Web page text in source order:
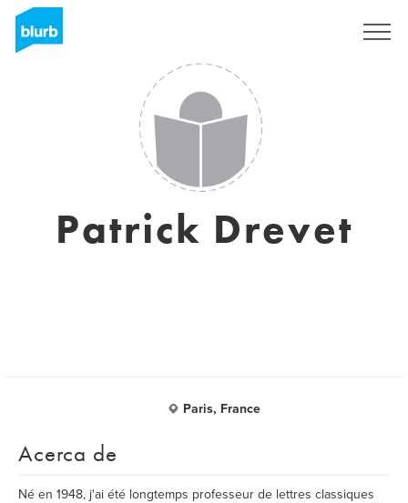
Patrick Drevet
Paris, France
Acerca de
Né en 1948, j'ai été longtemps professeur de lettres classiques